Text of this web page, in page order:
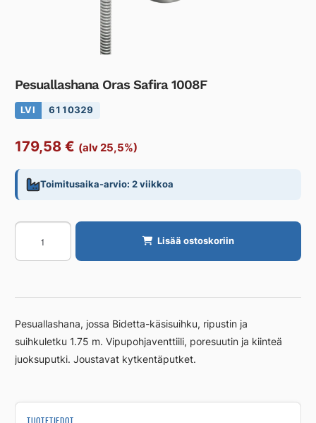
Pesuallashana Oras Safira 1008F
LVI 6110329
179,58 € (alv 25,5%)
Toimitusaika-arvio: 2 viikkoa
Pesuallashana
Safira
Lisää ostoskoriin
Pesuallashana, jossa Bidetta-käsisuihku, ripustin ja
suihkuletku 1.75 m. Vipupohjaventtiili, poresuutin ja kiinteä
juoksuputki. Joustavat kytkentäputket.
TUOTETIEDOT